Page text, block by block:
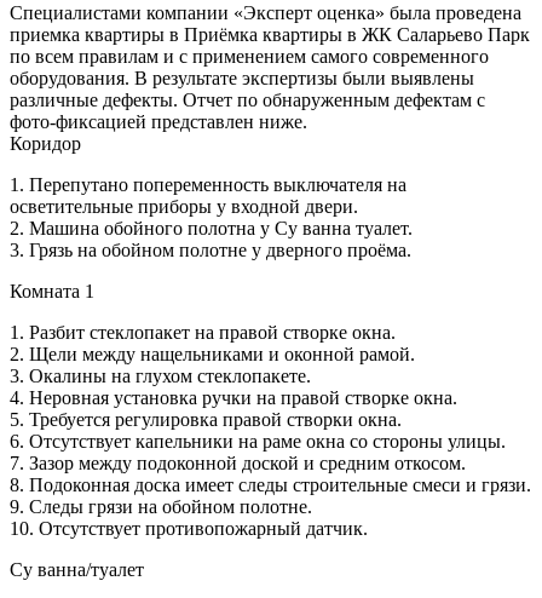
Специалистами компании «Эксперт оценка» была проведена
приемка квартиры в Приёмка квартиры в ЖК Саларьево Парк
по всем правилам и с применением самого современного
оборудования. В результате экспертизы были выявлены
различные дефекты. Отчет по обнаруженным дефектам с
фото-фиксацией представлен ниже.
Коридор
1. Перепутано попеременность выключателя на
осветительные приборы у входной двери.
2. Машина обойного полотна у Су ванна туалет.
3. Грязь на обойном полотне у дверного проёма.
Комната 1
1. Разбит стеклопакет на правой створке окна.
2. Щели между нащельниками и оконной рамой.
3. Окалины на глухом стеклопакете.
4. Неровная установка ручки на правой створке окна.
5. Требуется регулировка правой створки окна.
6. Отсутствует капельники на раме окна со стороны улицы.
7. Зазор между подоконной доской и средним откосом.
8. Подоконная доска имеет следы строительные смеси и грязи.
9. Следы грязи на обойном полотне.
10. Отсутствует противопожарный датчик.
Су ванна/туалет